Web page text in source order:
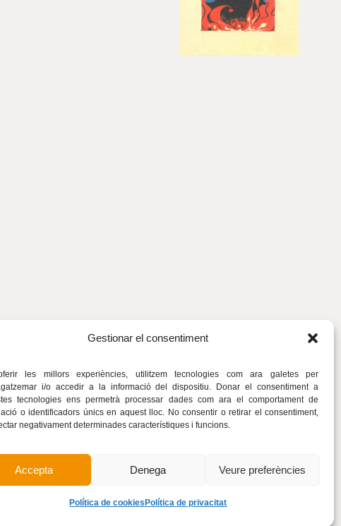
Gestionar el consentiment
les millors experiències, utilitzem tecnologies com ara galetes per
i/o accedir a la informació del dispositiu. Donar el consentiment a
tecnologies ens permetrà processar dades com ara el comportament de
o identificadors únics en aquest lloc. No consentir o retirar el consentiment,
negativament determinades característiques i funcions.
Accepta Denega Veure preferències
Política de cookies Política de privacitat